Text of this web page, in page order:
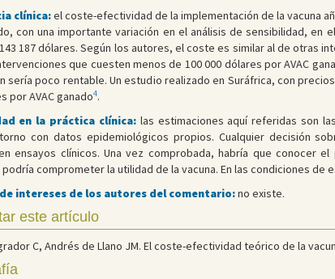
clínica:el coste-efectividad de la implementación de la vacuna
con una importante variación en el análisis de sensibilidad,
187 dólares. Según los autores, el coste es similar al de otras
que cuesten menos de 100 000 dólares por AVAC
sería poco rentable. Un estudio realizado en Suráfrica, con
por AVAC ganado4.
en la práctica clínica:las estimaciones aquí referidas son
con datos epidemiológicos propios. Cualquier decisión
ensayos clínicos. Una vez comprobada, habría que
comprometer la utilidad de la vacuna. En las condiciones
intereses de los autores del comentario:no existe.
este artículo
C, Andrés de Llano JM. El coste-efectividad teórico de la